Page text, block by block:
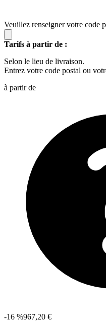
Veuillez renseigner votre code
Tarifs à partir de :
Selon le lieu de livraison.
Entrez votre code postal ou
à partir de
-16 %967,20 €